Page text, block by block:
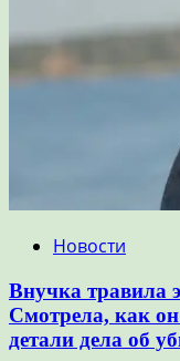
Новости
Внучка травила
Смотрела, как
детали дела об